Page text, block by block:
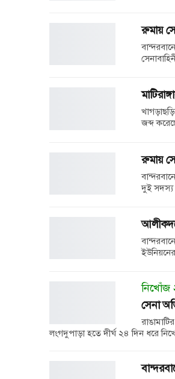
রুমায়
জব্দ
রুমায়
দুই সদস্য
নিখোঁজ
সেনা
লংগদুপাড়া হতে দীর্ঘ ২৪ দিন ধরে